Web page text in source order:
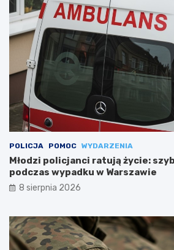
POLICJA POMOC WYDARZENIA
Młodzi policjanci ratują życie:
podczas wypadku w Warszawie
8 sierpnia 2026